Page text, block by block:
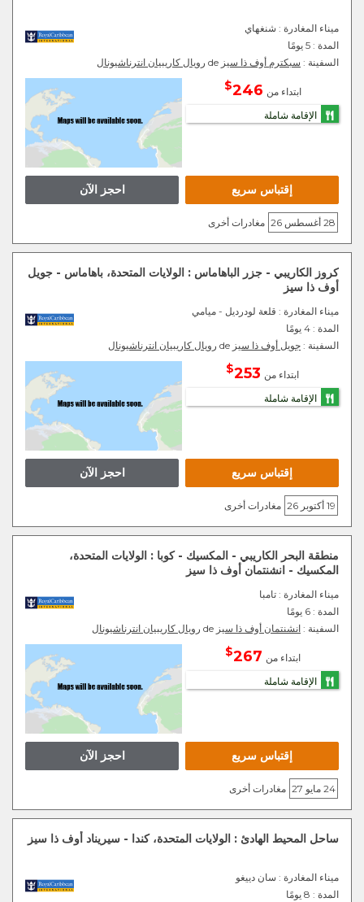
ميناء المغادرة : شنغهاي
المدة : 5 يومًا
السفينة : سبكترم أوف ذا سيز رويال كاريبيان انترناشيونال
ابتداء من 246
$
الإقامة شاملة
احجز الآن إقتباس سريع
28 أغسطس 26 مغادرات أخرى
كروز الكاريبي - جزر الباهاماس : الولايات المتحدة، باهاماس - جويل
أوف ذا سيز
ميناء المغادرة : قلعة لودرديل - ميامي
المدة : 4 يومًا
السفينة : جويل أوف ذا سيز رويال كاريبيان انترناشيونال
ابتداء من 253
$
الإقامة شاملة
احجز الآن إقتباس سريع
19 أكتوبر 26 مغادرات أخرى
منطقة البحر الكاريبي - المكسيك - كوبا : الولايات المتحدة،
المكسيك - انشنتمان أوف ذا سيز
ميناء المغادرة : تامبا
المدة : 6 يومًا
السفينة : انشنتمان أوف ذا سيز رويال كاريبيان انترناشيونال
ابتداء من 267
$
الإقامة شاملة
احجز الآن إقتباس سريع
24 مايو 27 مغادرات أخرى
ساحل المحيط الهادئ : الولايات المتحدة، كندا - سيريناد أوف ذا سيز
ميناء المغادرة : سان دييغو
المدة : 8 يومًا